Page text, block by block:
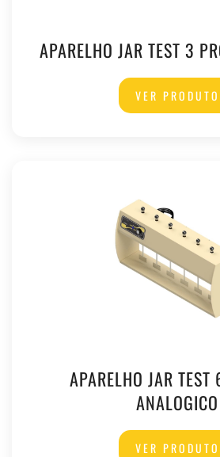
APARELHO JAR TEST 3
VER PRODUTO
APARELHO JAR TEST
ANALOGICO
VER PRODUTO